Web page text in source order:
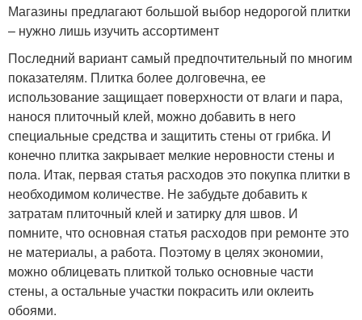
Магазины предлагают большой выбор недорогой плитки
– нужно лишь изучить ассортимент
Последний вариант самый предпочтительный по многим
показателям. Плитка более долговечна, ее
использование защищает поверхности от влаги и пара,
нанося плиточный клей, можно добавить в него
специальные средства и защитить стены от грибка. И
конечно плитка закрывает мелкие неровности стены и
пола. Итак, первая статья расходов это покупка плитки в
необходимом количестве. Не забудьте добавить к
затратам плиточный клей и затирку для швов. И
помните, что основная статья расходов при ремонте это
не материалы, а работа. Поэтому в целях экономии,
можно облицевать плиткой только основные части
стены, а остальные участки покрасить или оклеить
обоями.